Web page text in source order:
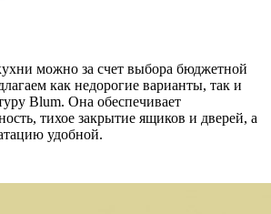
можно за счет выбора бюджетной
как недорогие варианты, так и
Blum. Она обеспечивает
тихое закрытие ящиков и дверей, а
удобной.